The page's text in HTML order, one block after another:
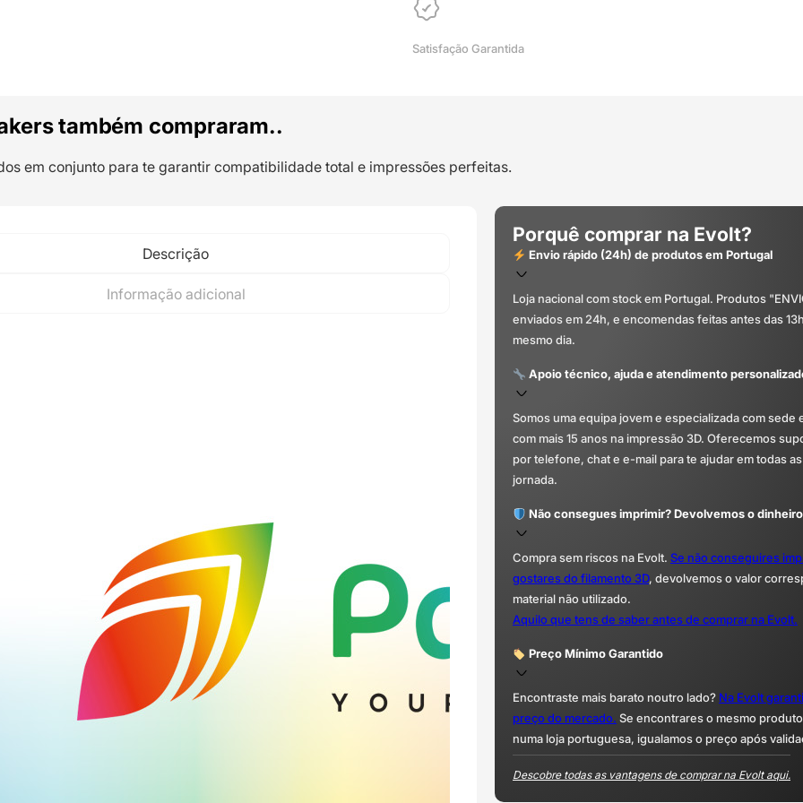
Satisfação Garantida
também compraram..
em conjunto para te garantir compatibilidade total e impressões perfeitas.
Descrição
Informação adicional
Porquê comprar na Evolt?
Envio rápido (24h) de produtos em Portugal
Loja nacional com stock em Portugal. Produtos
enviados em 24h, e encomendas feitas antes das
mesmo dia.
Apoio técnico, ajuda e atendimento
Somos uma equipa jovem e especializada com sede
com mais 15 anos na impressão 3D. Oferecemos
por telefone, chat e e-mail para te ajudar em todas
jornada.
Não consegues imprimir? Devolvemos o
Compra sem riscos na Evolt. Se não conseguires
gostares do filamento 3D, devolvemos o valor
material não utilizado.
Aquilo que tens de saber antes de comprar na Evolt.
Preço Mínimo Garantido
Encontraste mais barato noutro lado? Na Evolt
preço do mercado. Se encontrares o mesmo
numa loja portuguesa, igualamos o preço após
Descobre todas as vantagens de comprar na Evolt aqui.